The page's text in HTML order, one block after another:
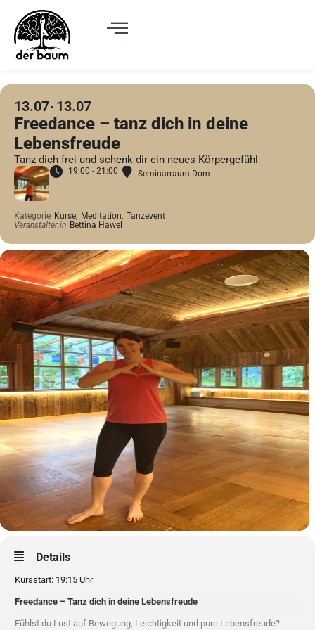
13.07 13.07
Freedance – tanz dich in deine
Lebensfreude
Tanz dich frei und schenk dir ein neues Körpergefühl
19:00 - 21:00 Seminarraum Dom
Kategorie Kurse, Meditation, Tanzevent
Veranstalter:in Bettina Hawel
Details
Kursstart: 19:15 Uhr
Freedance – Tanz dich in deine Lebensfreude
Fühlst du Lust auf Bewegung, Leichtigkeit und pure Lebensfreude?